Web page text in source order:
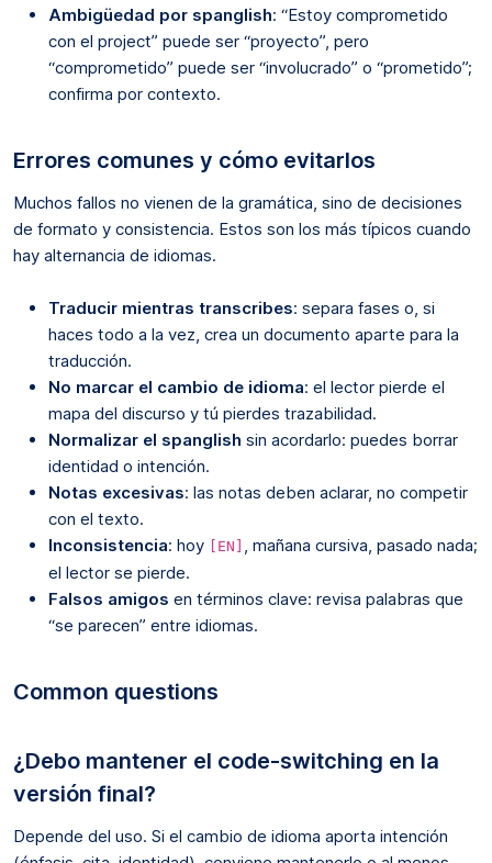
Ambigüedad por spanglish: “Estoy comprometido
con el project” puede ser “proyecto”, pero
“comprometido” puede ser “involucrado” o “prometido”;
confirma por contexto.
Errores comunes y cómo evitarlos
Muchos fallos no vienen de la gramática, sino de decisiones
de formato y consistencia. Estos son los más típicos cuando
hay alternancia de idiomas.
Traducir mientras transcribes: separa fases o, si
haces todo a la vez, crea un documento aparte para la
traducción.
No marcar el cambio de idioma: el lector pierde el
mapa del discurso y tú pierdes trazabilidad.
Normalizar el spanglish sin acordarlo: puedes borrar
identidad o intención.
Notas excesivas: las notas deben aclarar, no competir
con el texto.
Inconsistencia: hoy [EN]
, mañana cursiva, pasado nada;
el lector se pierde.
Falsos amigos en términos clave: revisa palabras que
“se parecen” entre idiomas.
Common questions
¿Debo mantener el code-switching en la
versión final?
Depende del uso. Si el cambio de idioma aporta intención